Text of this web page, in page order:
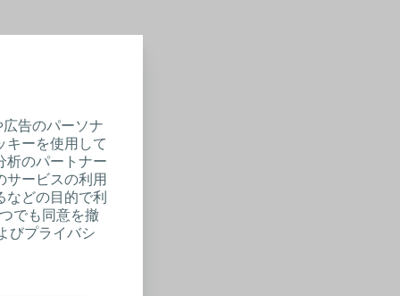
告のパーソナ
キーを使用して
析のパートナー
サービスの利用
どの目的で利
でも同意を撤
びプライバシ